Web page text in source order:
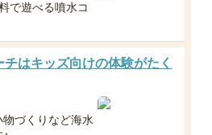
で遊べる噴水コ
はキッズ向けの体験がたく
づくりなど海水